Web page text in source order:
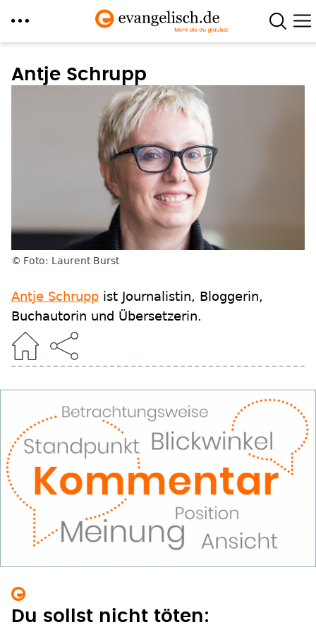
zum
Antje Schrupp
Foto: Laurent Burst
Antje Schrupp ist Journalistin, Bloggerin,
Buchautorin und Übersetzerin.
Du sollst nicht töten: